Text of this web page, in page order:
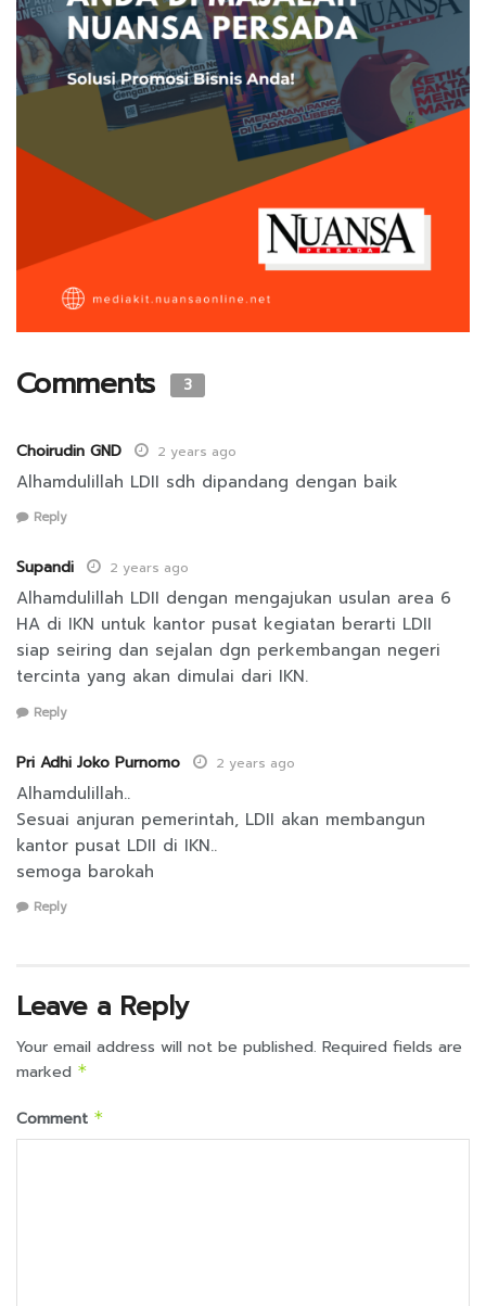
Comments 3
Choirudin GND 2 years ago
Alhamdulillah LDII sdh dipandang dengan baik
Reply
Supandi 2 years ago
Alhamdulillah LDII dengan mengajukan usulan area 6
HA di IKN untuk kantor pusat kegiatan berarti LDII
siap seiring dan sejalan dgn perkembangan negeri
tercinta yang akan dimulai dari IKN.
Reply
Pri Adhi Joko Purnomo 2 years ago
Alhamdulillah..
Sesuai anjuran pemerintah, LDII akan membangun
kantor pusat LDII di IKN..
semoga barokah
Reply
Leave a Reply
Your email address will not be published. Required fields are
marked *
Comment *